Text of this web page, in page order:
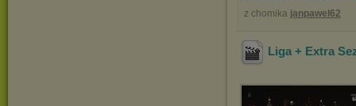
z chomika janpawel62
Liga + Extra